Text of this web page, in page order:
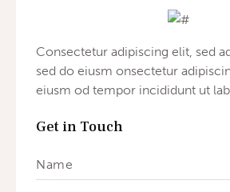
Consectetur adipiscing elit, sed
sed do eiusm onsectetur
eiusm od tempor incididunt ut
Get in Touch